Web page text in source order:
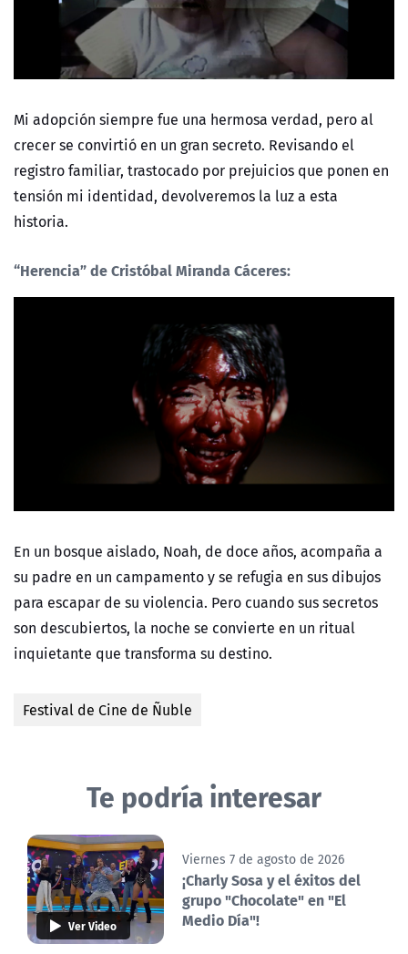
Mi adopción siempre fue una hermosa verdad, pero al
crecer se convirtió en un gran secreto. Revisando el
registro familiar, trastocado por prejuicios que ponen en
tensión mi identidad, devolveremos la luz a esta
historia.
“Herencia”de Cristóbal Miranda Cáceres:
En un bosque aislado, Noah, de doce años, acompaña a
su padre en un campamento y se refugia en sus dibujos
para escapar de su violencia. Pero cuando sus secretos
son descubiertos, la noche se convierte en un ritual
inquietante que transforma su destino.
Festival de Cine de Ñuble
Te podría interesar
Ver Video
Viernes 7 de agosto de 2026
¡Charly Sosa y el éxitos del
grupo "Chocolate" en "El
Medio Día"!